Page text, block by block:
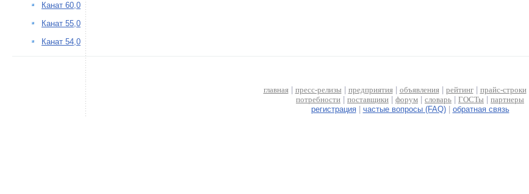
Канат 60,0
Канат 55,0
Канат 54,0
главная| пресс-релизы предприятия| объявления| рейтинг| прайс-строки|
потребности
поставщики форум словарь ГОСТы
партнеры
регистрация| частые вопросы (FAQ)| обратная связь